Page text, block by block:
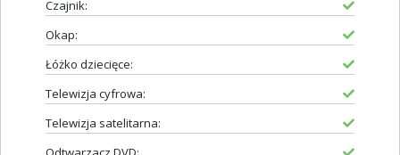
Czajnik:
Okap:
Łóżko dziecięce:
Telewizja cyfrowa:
Telewizja satelitarna: